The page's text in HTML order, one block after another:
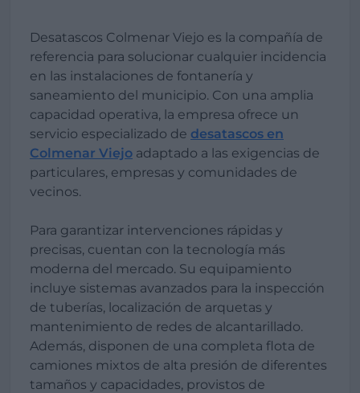
Desatascos Colmenar Viejo es la compañía de
referencia para solucionar cualquier incidencia
en las instalaciones de fontanería y
saneamiento del municipio. Con una amplia
capacidad operativa, la empresa ofrece un
servicio especializado de desatascos en
Colmenar Viejo adaptado a las exigencias de
particulares, empresas y comunidades de
vecinos.
Para garantizar intervenciones rápidas y
precisas, cuentan con la tecnología más
moderna del mercado. Su equipamiento
incluye sistemas avanzados para la inspección
de tuberías, localización de arquetas y
mantenimiento de redes de alcantarillado.
Además, disponen de una completa flota de
camiones mixtos de alta presión de diferentes
tamaños y capacidades, provistos de